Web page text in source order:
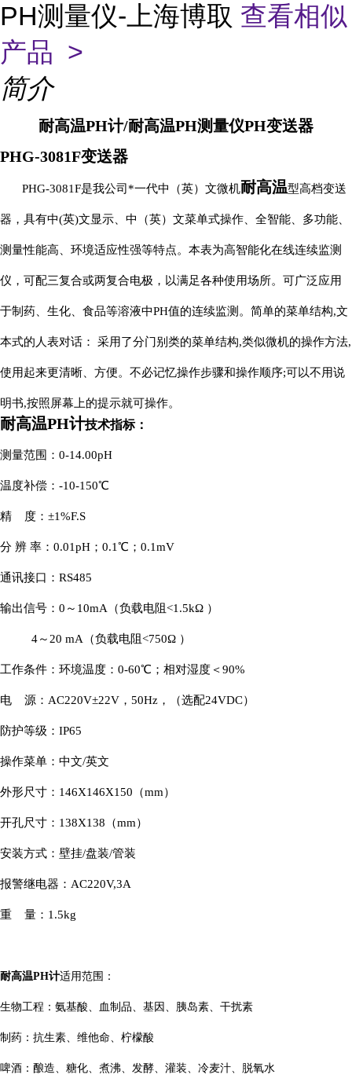
PH测量仪-上海博取 查看相似
产品 >
简介
耐高温PH计/耐高温PH测量仪PH变送器
PHG-3081F变送器
PHG-3081F是我公司*一代中（英）文微机耐高温型高档变送
器，具有中(英)文显示、中（英）文菜单式操作、全智能、多功能、
测量性能高、环境适应性强等特点。本表为高智能化在线连续监测
仪，可配三复合或两复合电极，以满足各种使用场所。可广泛应用
于制药、生化、食品等溶液中PH值的连续监测。 简单的菜单结构,文
本式的人表对话： 采用了分门别类的菜单结构,类似微机的操作方法,
使用起来更清晰、方便。不必记忆操作步骤和操作顺序;可以不用说
明书,按照屏幕上的提示就可操作。
耐高温PH计技术指标：
测量范围：0-14.00pH
温度补偿：-10-150℃
精 度：±1%F.S
分 辨 率：0.01pH；0.1℃；0.1mV
通讯接口：RS485
输出信号： 0～10mA（负载电阻<1.5kΩ ）
4～20 mA（负载电阻<750Ω ）
工作条件：环境温度：0-60℃；相对湿度＜90%
电 源：AC220V±22V，50Hz，（选配24VDC）
防护等级：IP65
操作菜单：中文/英文
外形尺寸：146X146X150（mm）
开孔尺寸：138X138（mm）
安装方式：壁挂/盘装/管装
报警继电器：AC220V,3A
重 量：1.5kg
耐高温PH计适用范围：
生物工程：氨基酸、血制品、基因、胰岛素、干扰素
制药：抗生素、维他命、柠檬酸
啤酒：酿造、糖化、煮沸、发酵、灌装、冷麦汁、脱氧水